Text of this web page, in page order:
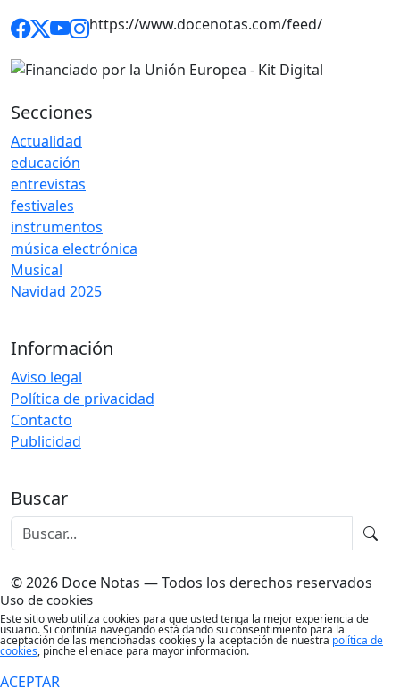
https://www.docenotas.com/feed/
Secciones
Actualidad
educación
entrevistas
festivales
instrumentos
música electrónica
Musical
Navidad 2025
Información
Aviso legal
Política de privacidad
Contacto
Publicidad
Buscar
© 2026 Doce Notas — Todos los derechos reservados
Uso de cookies
Este sitio web utiliza cookies para que usted tenga la mejor experiencia de
usuario. Si continúa navegando está dando su consentimiento para la
aceptación de las mencionadas cookies y la aceptación de nuestra política de
cookies, pinche el enlace para mayor información.
ACEPTAR